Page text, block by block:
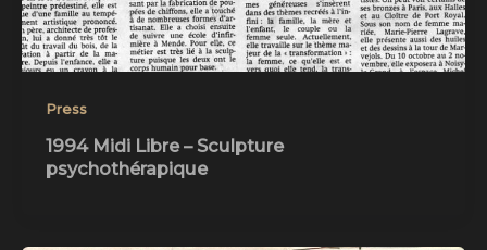
Press
1994 Midi Libre – Sculpture
psychothérapique